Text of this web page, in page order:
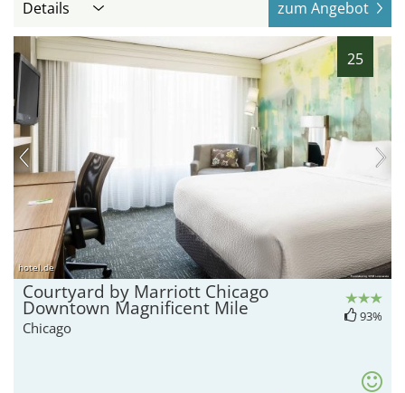
Details zum Angebot
25
hotel.de
Courtyard by Marriott Chicago
Downtown Magnificent Mile
Chicago
93%